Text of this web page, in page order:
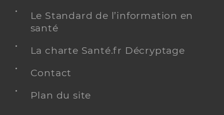
Le Standard de l’information en
santé
La charte Santé.fr Décryptage
Contact
Plan du site